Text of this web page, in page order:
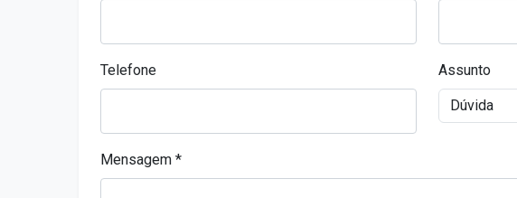
Telefone Assunto
Mensagem *